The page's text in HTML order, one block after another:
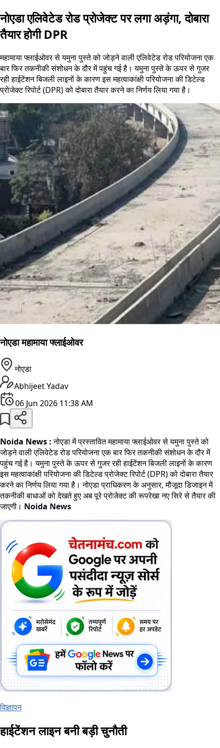
नोएडा एलिवेटेड रोड प्रोजेक्ट पर लगा अड़ंगा, दोबारा
तैयार होगी DPR
महामाया फ्लाईओवर से यमुना पुस्ते को जोड़ने वाली एलिवेटेड रोड परियोजना एक
बार फिर तकनीकी संशोधन के दौर में पहुंच गई है। यमुना पुस्ते के ऊपर से गुजर
रही हाईटेंशन बिजली लाइनों के कारण इस महत्वाकांक्षी परियोजना की डिटेल्ड
प्रोजेक्ट रिपोर्ट (DPR) को दोबारा तैयार करने का निर्णय लिया गया है।
नोएडा महामाया फ्लाईओवर
नोएडा
Abhijeet Yadav
06 Jun 2026 11:38 AM
Noida News :नोएडा में प्रस्तावित महामाया फ्लाईओवर से यमुना पुस्ते को
जोड़ने वाली एलिवेटेड रोड परियोजना एक बार फिर तकनीकी संशोधन के दौर में
पहुंच गई है। यमुना पुस्ते के ऊपर से गुजर रही हाईटेंशन बिजली लाइनों के कारण
इस महत्वाकांक्षी परियोजना की डिटेल्ड प्रोजेक्ट रिपोर्ट (DPR) को दोबारा तैयार
करने का निर्णय लिया गया है। नोएडा प्राधिकरण के अनुसार, मौजूदा डिजाइन में
तकनीकी बाधाओं को देखते हुए अब पूरे प्रोजेक्ट की रूपरेखा नए सिरे से तैयार की
जाएगी। Noida News
विज्ञापन
हाईटेंशन लाइन बनी बड़ी चुनौती